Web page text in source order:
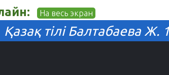
На весь экран
Қазақ тілі Балтабаева Ж.